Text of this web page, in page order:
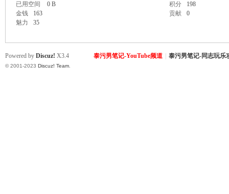
已用空间
0 B 积分
198
金钱
163 贡献
0
魅力
35
泰污男笔记-YouTube频道 泰污男笔记-同志玩乐
Powered by Discuz! X3.4
© 2001-2023 Discuz! Team.